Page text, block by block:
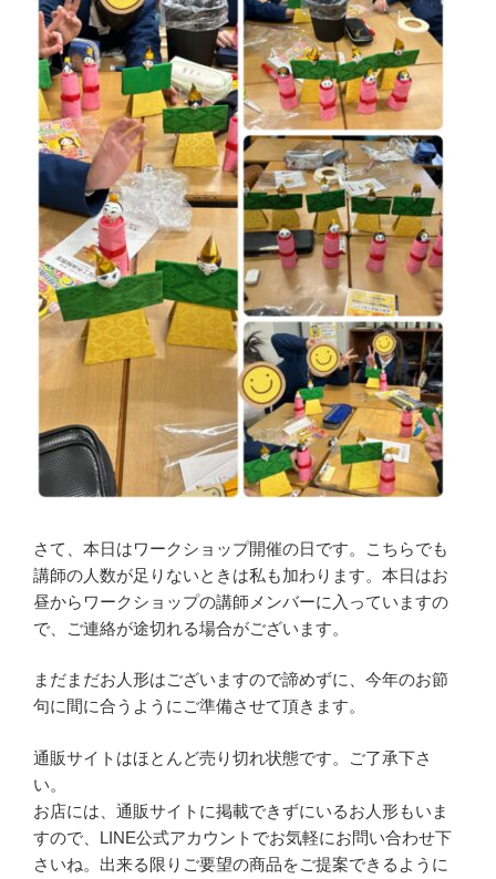
さて、本日はワークショップ開催の日です。こちらでも
講師の人数が足りないときは私も加わります。本日はお
昼からワークショップの講師メンバーに入っていますの
で、ご連絡が途切れる場合がございます。
まだまだお人形はございますので諦めずに、今年のお節
句に間に合うようにご準備させて頂きます。
通販サイトはほとんど売り切れ状態です。ご了承下さ
い。
お店には、通販サイトに掲載できずにいるお人形もいま
すので、LINE公式アカウントでお気軽にお問い合わせ下
さいね。出来る限りご要望の商品をご提案できるように